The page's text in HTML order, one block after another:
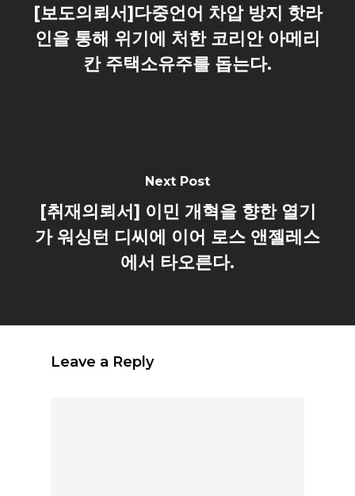
[보도의뢰서]다중언어 차압 방지 핫라
인을 통해 위기에 처한 코리안 아메리
칸 주택소유주를 돕는다.
Next Post
[취재의뢰서] 이민 개혁을 향한 열기
가 워싱턴 디씨에 이어 로스 앤젤레스
에서 타오른다.
Leave a Reply